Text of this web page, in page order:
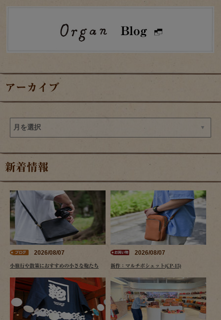
アーカイブ
新着情報
2026/08/07
小旅行や散策におすすめの小さな鞄たち
2026/08/07
新作：マルチポシェット(CP-15)